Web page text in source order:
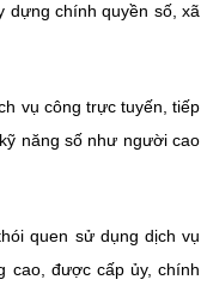
dựng chính quyền số, xã
vụ công trực tuyến, tiếp
năng số như người cao
quen sử dụng dịch vụ
cao, được cấp ủy, chính